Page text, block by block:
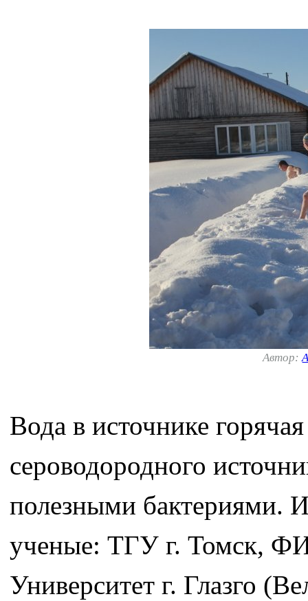
Автор:
Вода в источнике
сероводородного
полезными бактериями.
ученые: ТГУ г. Томск,
Университет г. Глазго